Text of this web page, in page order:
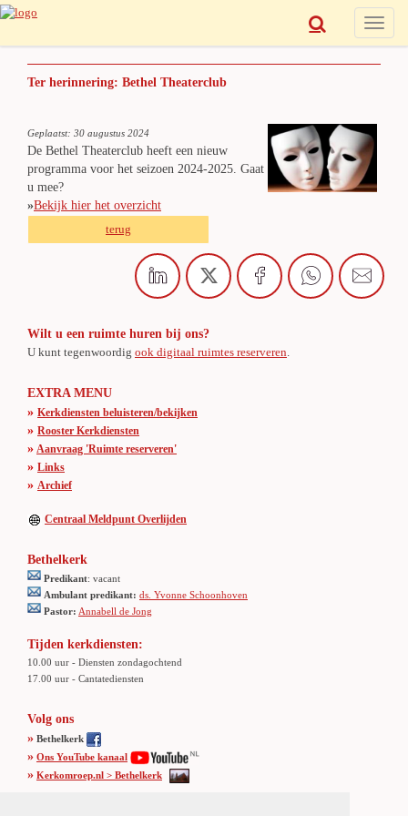
Toggle
Ter herinnering: Bethel Theaterclub
Geplaatst: 30 augustus 2024
De Bethel Theaterclub heeft een nieuw
programma voor het seizoen 2024-2025. Gaat
u mee?
»Bekijk hier het overzicht
terug
Wilt u een ruimte huren bij ons?
U kunt tegenwoordig ook digitaal ruimtes reserveren
EXTRA MENU
» Kerkdiensten beluisteren/bekijken
» Rooster Kerkdiensten
» Aanvraag 'Ruimte reserveren'
» Links
» Archief
Centraal Meldpunt Overlijden
Bethelkerk
Predikant: vacant
Ambulant predikant: ds. Yvonne Schoonhoven
Pastor: Annabell de Jong
Tijden kerkdiensten:
10.00 uur - Diensten zondagochtend
17.00 uur - Cantatediensten
Volg ons
» Bethelkerk
» Ons YouTube kanaal
» Kerkomroep.nl > Bethelkerk